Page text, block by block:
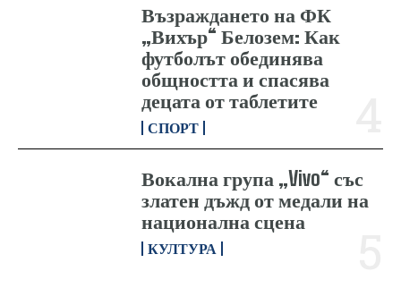
Възраждането на ФК
„Вихър“ Белозем: Как
футболът обединява
общността и спасява
децата от таблетите
СПОРТ
Вокална група „Vivo“ със
златен дъжд от медали на
национална сцена
КУЛТУРА